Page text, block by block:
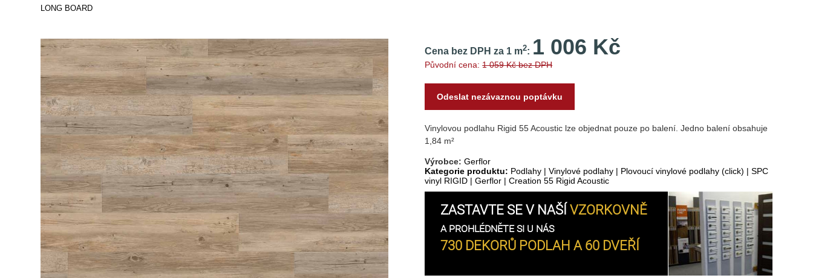
LONG BOARD
Cena bez DPH za 1 m2: 1 006 Kč
Původní cena:1 059 Kč bez DPH
Odeslat nezávaznou poptávku
Vinylovou podlahu Rigid 55 Acoustic lze objednat pouze po balení. Jedno balení obsahuje
1,84 m²
Výrobce:Gerflor
Kategorie produktu: Podlahy |Vinylové podlahy | Plovoucí vinylové podlahy (click) |SPC
vinyl RIGID |Gerflor |Creation 55 Rigid Acoustic
ZASTAVTE SE V NAŠÍVZORKOVNĚ
A PROHLÉDNĚTE SI U NÁS
730 DEKORŮ PODLAH A 60 DVEŘÍ